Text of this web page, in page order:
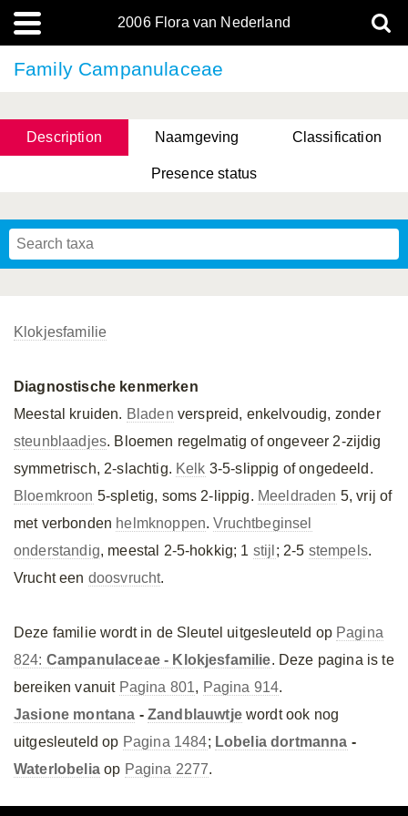
2006 Flora van Nederland
Family Campanulaceae
Description Naamgeving Classification
Presence status
Klokjesfamilie
Diagnostische kenmerken
Meestal kruiden. Bladen verspreid, enkelvoudig, zonder
steunblaadjes. Bloemen regelmatig of ongeveer 2-zijdig
symmetrisch, 2-slachtig. Kelk 3-5-slippig of ongedeeld.
Bloemkroon 5-spletig, soms 2-lippig. Meeldraden 5, vrij of
met verbonden helmknoppen.Vruchtbeginsel
onderstandig, meestal 2-5-hokkig; 1 stijl ; 2-5 stempels.
Vrucht een doosvrucht.
Deze familie wordt in de Sleutel uitgesleuteld op Pagina
824: Campanulaceae - Klokjesfamilie. Deze pagina is te
bereiken vanuit Pagina 801, Pagina 914.
Jasione montana - Zandblauwtjewordt ook nog
uitgesleuteld op Pagina 1484; Lobelia dortmanna -
Waterlobeliaop Pagina 2277.